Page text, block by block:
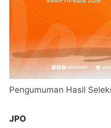
Pengumuman Hasil
JPO